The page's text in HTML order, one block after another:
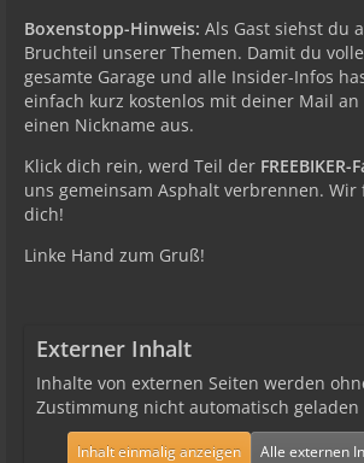
Boxenstopp-Hinweis: Als Gast siehst du
Bruchteil unserer Themen. Damit du
gesamte Garage und alle Insider-Infos
einfach kurz kostenlos mit deiner Mail
einen Nickname aus.
Klick dich rein, werd Teil der FREEBIKER-
uns gemeinsam Asphalt verbrennen.
dich!
Linke Hand zum Gruß!
Externer Inhalt
Inhalte von externen Seiten werden
Zustimmung nicht automatisch geladen
Inhalt einmalig anzeigen Alle externen